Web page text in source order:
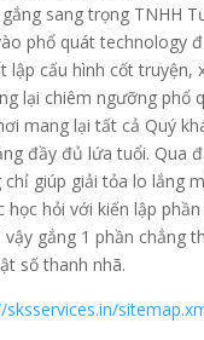
sang trọng TNHH
phổ quát technology
lập cấu hình cốt truyện,
lại chiêm ngưỡng phổ
mang lại tất cả Quý
đầy đủ lứa tuổi. Qua
giúp giải tỏa lo lắng
học hỏi với kiến lập
gắng 1 phần chẳng
số thanh nhã.